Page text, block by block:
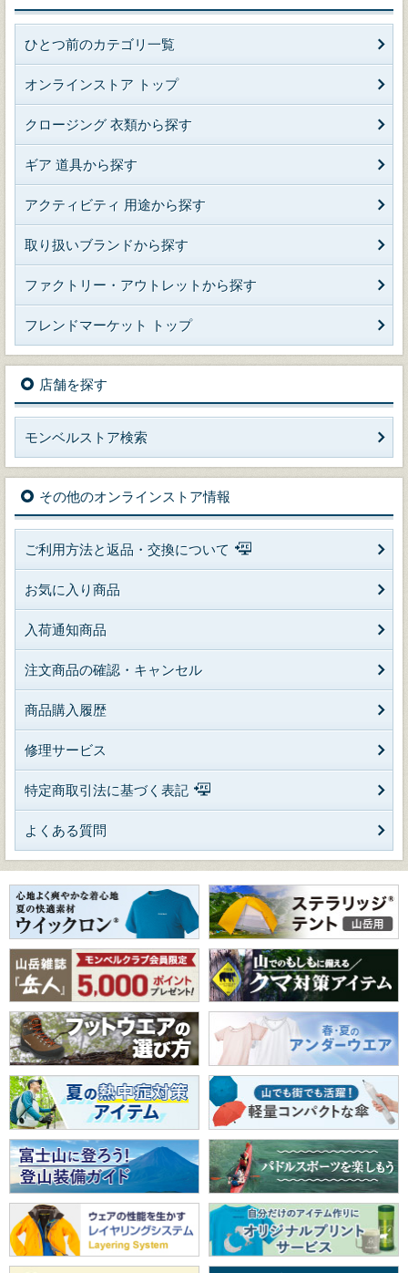
ひとつ前のカテゴリ一覧
オンラインストア トップ
クロージング 衣類から探す
ギア 道具から探す
アクティビティ 用途から探す
取り扱いブランドから探す
ファクトリー・アウトレットから探す
フレンドマーケット トップ
店舗を探す
モンベルストア検索
その他のオンラインストア情報
ご利用方法と返品・交換について
お気に入り商品
入荷通知商品
注文商品の確認・キャンセル
商品購入履歴
修理サービス
特定商取引法に基づく表記
よくある質問